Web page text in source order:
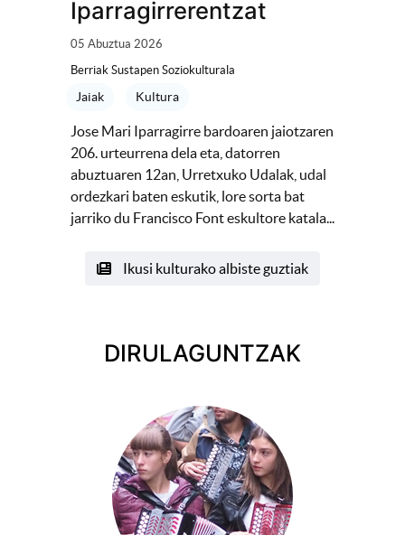
Iparragirrerentzat
05 Abuztua 2026
Berriak Sustapen Soziokulturala
Jaiak Kultura
Jose Mari Iparragirre bardoaren jaiotzaren
206. urteurrena dela eta, datorren
abuztuaren 12an, Urretxuko Udalak, udal
ordezkari baten eskutik, lore sorta bat
jarriko du Francisco Font eskultore katala...
Ikusi kulturako albiste guztiak
DIRULAGUNTZAK